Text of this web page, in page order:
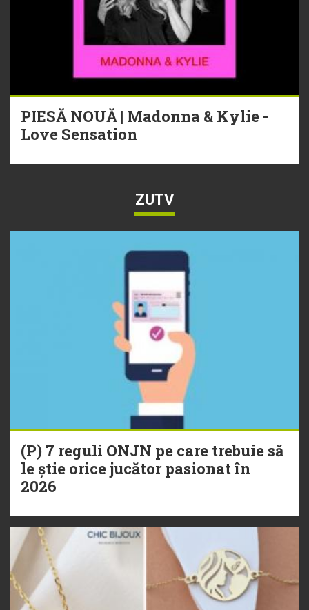
PIESĂ NOUĂ | Madonna & Kylie -
Love Sensation
ZUTV
(P) 7 reguli ONJN pe care trebuie să
le știe orice jucător pasionat în
2026